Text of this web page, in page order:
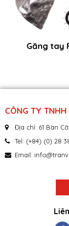
Găng tay
CÔNG TY
Địa chỉ: 61 Bàn
Tel: (+84) (0) 28
Email: